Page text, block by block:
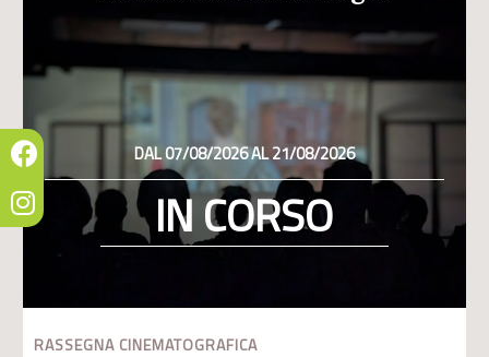
DAL 07/08/2026 AL 21/08/2026
IN CORSO
RASSEGNA CINEMATOGRAFICA